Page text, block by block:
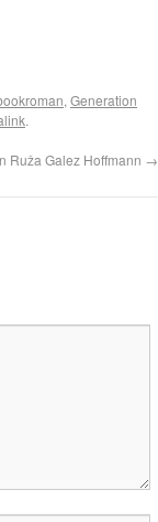
, Generation
.
Ruža Galez Hoffmann →